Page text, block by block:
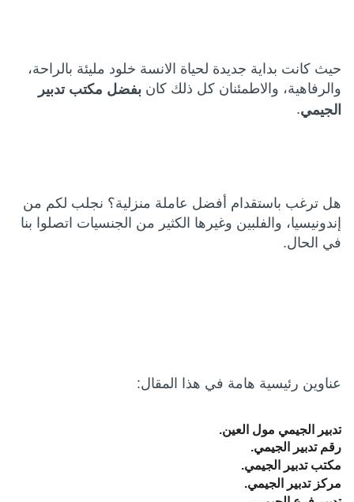
حيث كانت بداية جديدة لحياة الانسة خلود مليئة بالراحة،
والرفاهية، والاطمئنان كل ذلك كان بفضل مكتب تدبير
الجيمي.
هل ترغب باستقدام أفضل عاملة منزلية؟ نجلب لكم من
إندونيسيا، والفلبين وغيرها الكثير من الجنسيات اتصلوا بنا
في الحال.
عناوين رئيسية هامة في هذا المقال:
تدبير الجيمي مول العين.
رقم تدبير الجيمي.
مكتب تدبير الجيمي.
مركز تدبير الجيمي.